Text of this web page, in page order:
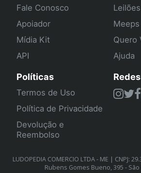
Fale Conosco
Apoiador
Mídia Kit
API
Leilões
Quero
Ajuda
Políticas
Termos de Uso
Política de Privacidade
Devolução e
Reembolso
LUDOPEDIA COMERCIO LTDA - ME | CNPJ:
Rubens Gomes Bueno, 395 -